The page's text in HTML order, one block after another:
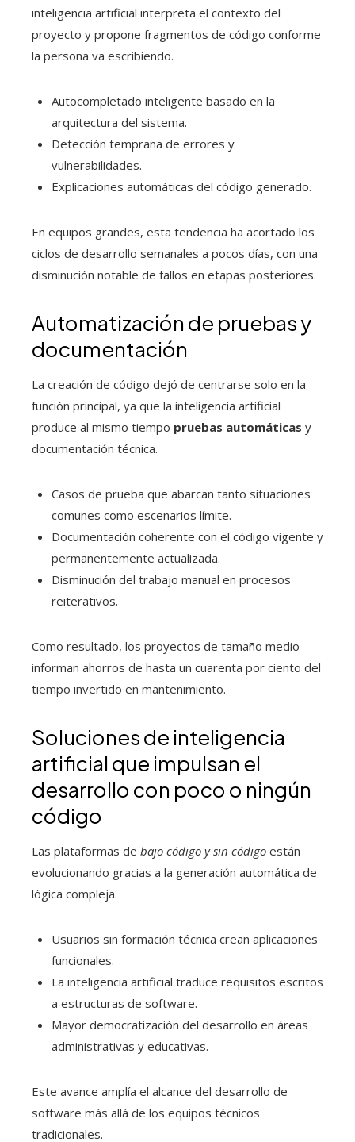
inteligencia artificial interpreta el contexto del
proyecto y propone fragmentos de código conforme
la persona va escribiendo.
Autocompletado inteligente basado en la
arquitectura del sistema.
Detección temprana de errores y
vulnerabilidades.
Explicaciones automáticas del código generado.
En equipos grandes, esta tendencia ha acortado los
ciclos de desarrollo semanales a pocos días, con una
disminución notable de fallos en etapas posteriores.
Automatización de pruebas y
documentación
La creación de código dejó de centrarse solo en la
función principal, ya que la inteligencia artificial
produce al mismo tiempo pruebas automáticas y
documentación técnica.
Casos de prueba que abarcan tanto situaciones
comunes como escenarios límite.
Documentación coherente con el código vigente y
permanentemente actualizada.
Disminución del trabajo manual en procesos
reiterativos.
Como resultado, los proyectos de tamaño medio
informan ahorros de hasta un cuarenta por ciento del
tiempo invertido en mantenimiento.
Soluciones de inteligencia
artificial que impulsan el
desarrollo con poco o ningún
código
Las plataformas de bajo código y sin código están
evolucionando gracias a la generación automática de
lógica compleja.
Usuarios sin formación técnica crean aplicaciones
funcionales.
La inteligencia artificial traduce requisitos escritos
a estructuras de software.
Mayor democratización del desarrollo en áreas
administrativas y educativas.
Este avance amplía el alcance del desarrollo de
software más allá de los equipos técnicos
tradicionales.